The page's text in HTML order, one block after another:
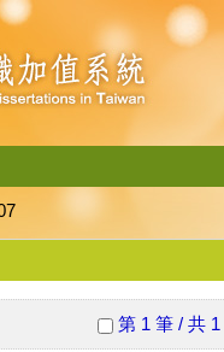
第 1 筆 / 共